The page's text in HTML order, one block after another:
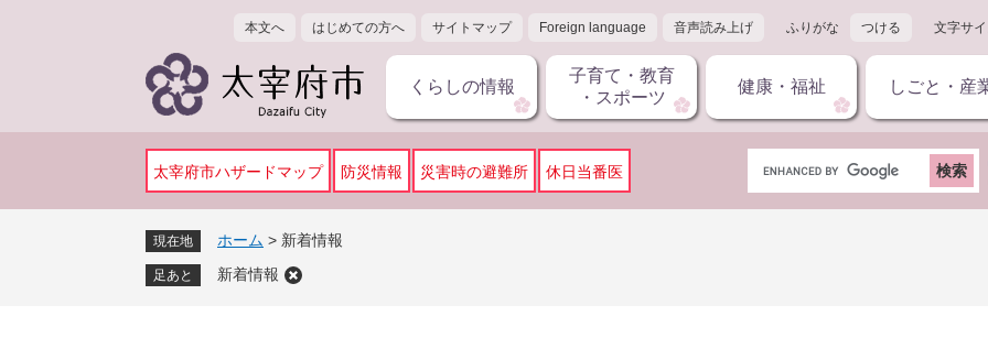
本文へ はじめての方へ サイトマップ Foreign language 音声読み上げ ふりがな つける 文字サ
くらしの情報
子育て・教育
・スポーツ
健康・福祉 しごと・産
太宰府市ハザードマップ 防災情報 災害時の避難所 休日当番医
G
o
現在地 ホーム > 新着情報
足あと 新着情報